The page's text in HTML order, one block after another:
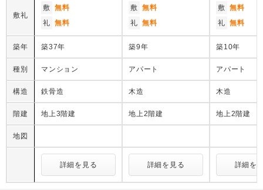
敷礼
敷 無料
礼 無料
敷 無料
礼 無料
敷 無料
礼 無料
築年 築37年 築9年 築10年
種別 マンション アパート アパート
構造 鉄骨造 木造 木造
階建 地上3階建 地上2階建 地上2階建
地図
詳細を見る 詳細を見る 詳細を